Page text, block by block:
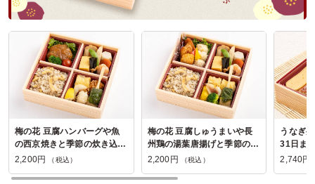
梅の花 豆腐ハンバーグや魚
の西京焼きと季節の炊き込み
御飯の弁当
2,200円 （税込）
梅の花 豆腐しゅうまいや長
州鶏の湯葉唐揚げと季節の炊
き込み御飯の弁当
2,200円 （税込）
うなぎ
31日ま
2,740円